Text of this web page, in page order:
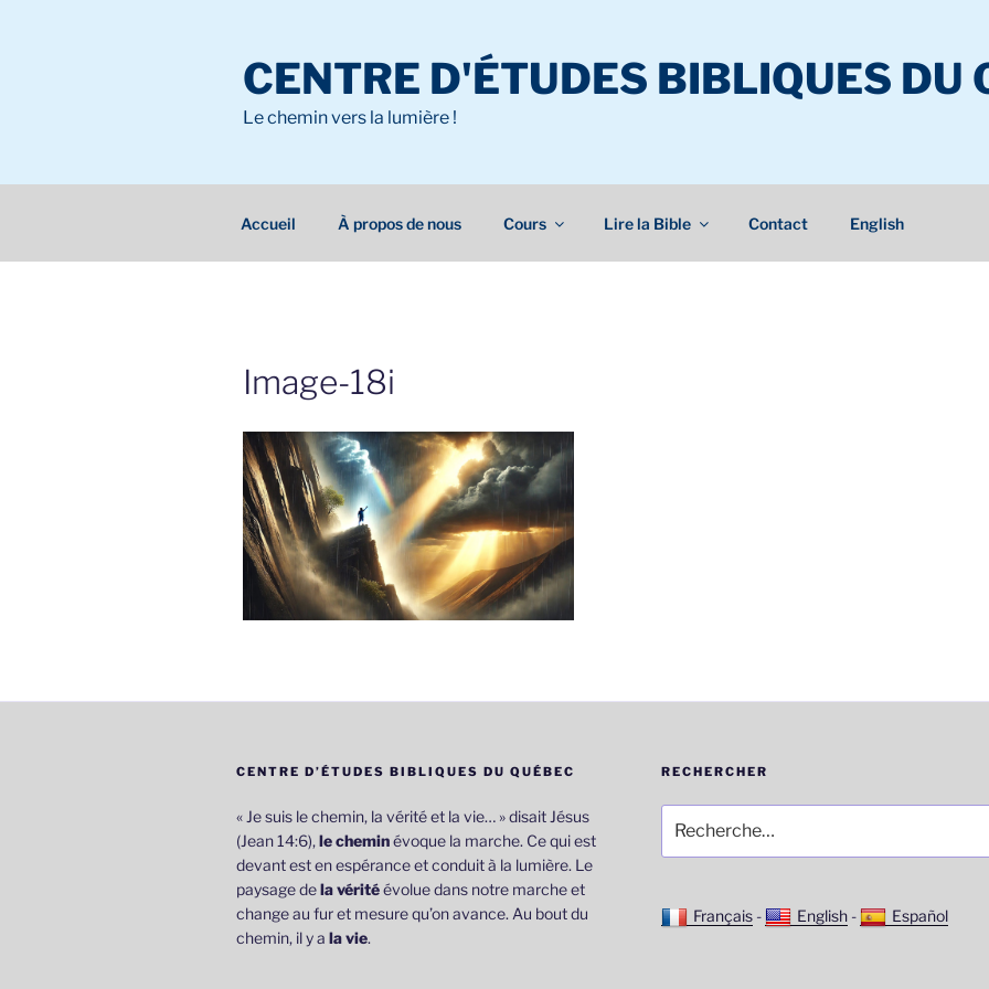
CENTRE D'ÉTUDES BIBLIQUES DU
Le chemin vers la lumière !
Accueil À propos de nous Cours Lire la Bible Contact English
Image-18i
CENTRE D’ÉTUDES BIBLIQUES DU QUÉBEC
« Je suis le chemin, la vérité et la vie… » disait Jésus
(Jean 14:6), le cheminévoque la marche. Ce qui est
devant est en espérance et conduit à la lumière. Le
paysage dela véritéévolue dans notre marche et
change au fur et mesure qu’on avance. Au bout du
chemin, il y a la vie.
RECHERCHER
pour
:
Français- English- Español